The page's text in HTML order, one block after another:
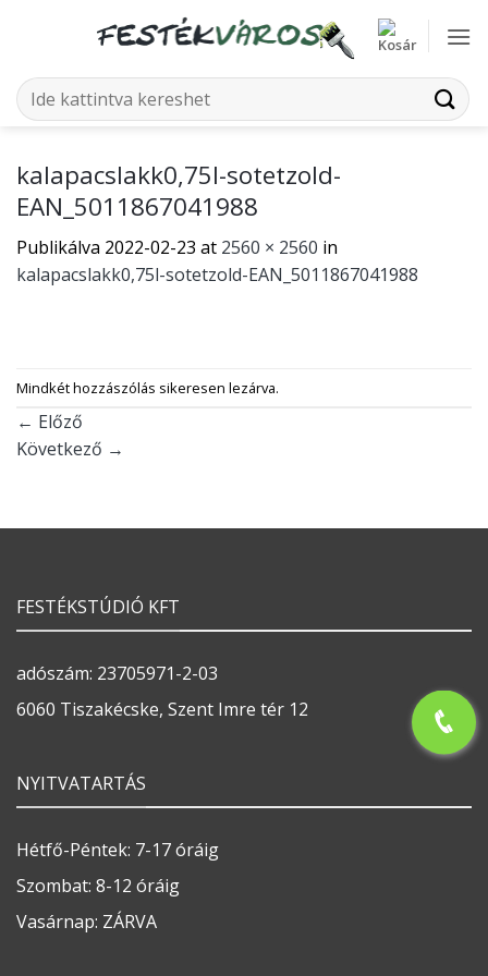
Keresés
a
kalapacslakk0,75l-sotetzold-
EAN_5011867041988
Publikálva 2022-02-23 at 2560 × 2560 in
kalapacslakk0,75l-sotetzold-EAN_5011867041988
Mindkét hozzászólás sikeresen lezárva.
← Előző
Következő →
FESTÉKSTÚDIÓ KFT
adószám: 23705971-2-03
6060 Tiszakécske, Szent Imre tér 12
NYITVATARTÁS
Hétfő-Péntek: 7-17 óráig
Szombat: 8-12 óráig
Vasárnap: ZÁRVA